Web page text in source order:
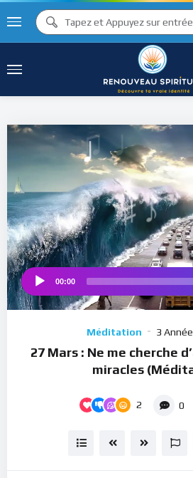
♫ ♩
♩
♪
Audio
00:00
Méditation 3
27 Mars : Ne me cherche
miracles
2 0